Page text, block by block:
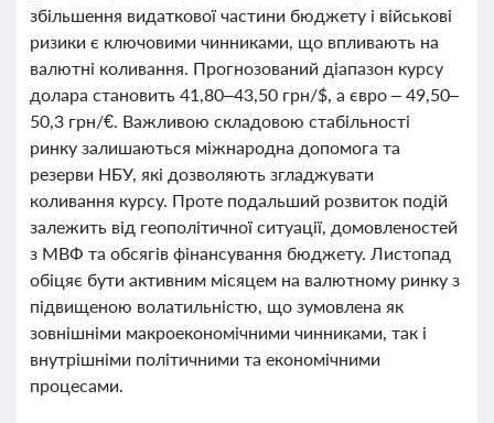
збільшення видаткової частини бюджету і військові
ризики є ключовими чинниками, що впливають на
валютні коливання. Прогнозований діапазон курсу
долара становить 41,80–43,50 грн/$, а євро – 49,50–
50,3 грн/€. Важливою складовою стабільності
ринку залишаються міжнародна допомога та
резерви НБУ, які дозволяють згладжувати
коливання курсу. Проте подальший розвиток подій
залежить від геополітичної ситуації, домовленостей
з МВФ та обсягів фінансування бюджету. Листопад
обіцяє бути активним місяцем на валютному ринку з
підвищеною волатильністю, що зумовлена як
зовнішніми макроекономічними чинниками, так і
внутрішніми політичними та економічними
процесами.